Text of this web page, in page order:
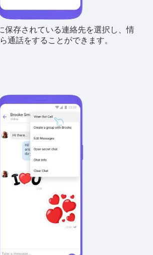
保存されている連絡先を選択し、情
通話をすることができます。